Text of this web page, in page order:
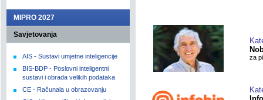
MIPRO 2027
Savjetovanja
AIS - Sustavi umjetne inteligencije
BIS-BDP - Poslovni inteligentni
sustavi i obrada velikih podataka
CE - Računala u obrazovanju
za